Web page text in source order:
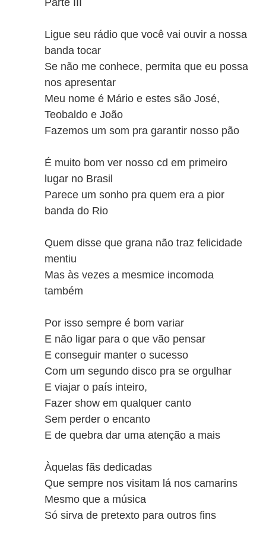
Parte III
Ligue seu rádio que você vai ouvir a nossa
banda tocar
Se não me conhece, permita que eu possa
nos apresentar
Meu nome é Mário e estes são José,
Teobaldo e João
Fazemos um som pra garantir nosso pão
É muito bom ver nosso cd em primeiro
lugar no Brasil
Parece um sonho pra quem era a pior
banda do Rio
Quem disse que grana não traz felicidade
mentiu
Mas às vezes a mesmice incomoda
também
Por isso sempre é bom variar
E não ligar para o que vão pensar
E conseguir manter o sucesso
Com um segundo disco pra se orgulhar
E viajar o país inteiro,
Fazer show em qualquer canto
Sem perder o encanto
E de quebra dar uma atenção a mais
Àquelas fãs dedicadas
Que sempre nos visitam lá nos camarins
Mesmo que a música
Só sirva de pretexto para outros fins